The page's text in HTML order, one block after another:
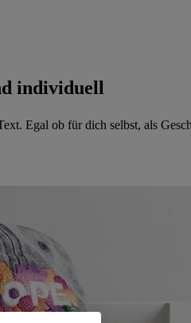
individuell
Egal ob für dich selbst, als